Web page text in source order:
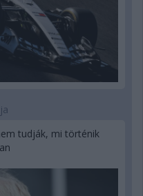
tudják, mi történik